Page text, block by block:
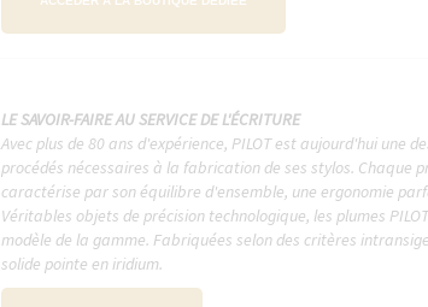
LE SAVOIR-FAIRE AU SERVICE DE L'ÉCRITURE
Avec plus de 80 ans d'expérience, PILOT est aujourd'hui une
procédés nécessaires à la fabrication de ses stylos. Chaque
caractérise par son équilibre d'ensemble, une ergonomie
Véritables objets de précision technologique, les plumes
modèle de la gamme. Fabriquées selon des critères
solide pointe en iridium.